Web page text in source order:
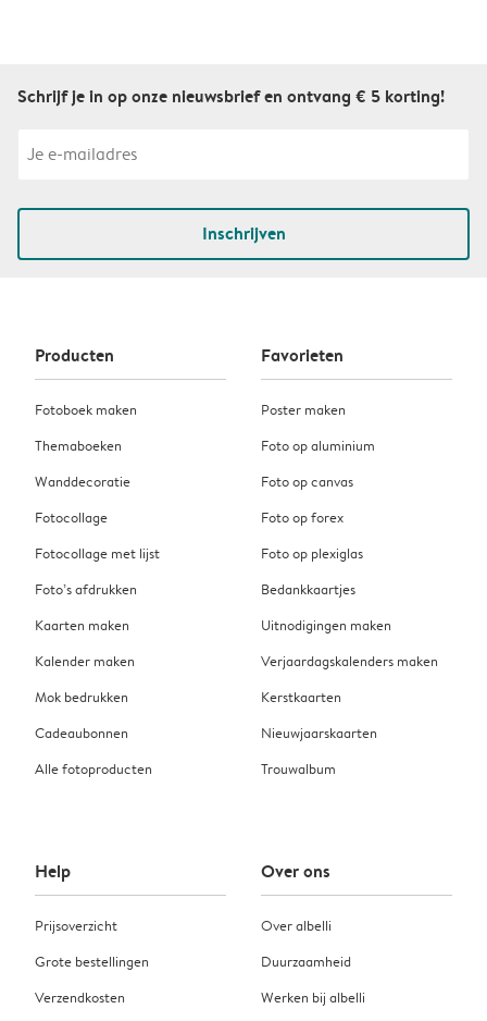
Schrijf je in op onze nieuwsbrief en ontvang € 5 korting!
Inschrijven
Producten
Fotoboek maken
Themaboeken
Wanddecoratie
Fotocollage
Fotocollage met lijst
Foto’s afdrukken
Kaarten maken
Kalender maken
Mok bedrukken
Cadeaubonnen
Alle fotoproducten
Favorieten
Poster maken
Foto op aluminium
Foto op canvas
Foto op forex
Foto op plexiglas
Bedankkaartjes
Uitnodigingen maken
Verjaardagskalenders maken
Kerstkaarten
Nieuwjaarskaarten
Trouwalbum
Help
Prijsoverzicht
Grote bestellingen
Verzendkosten
Over ons
Over albelli
Duurzaamheid
Werken bij albelli